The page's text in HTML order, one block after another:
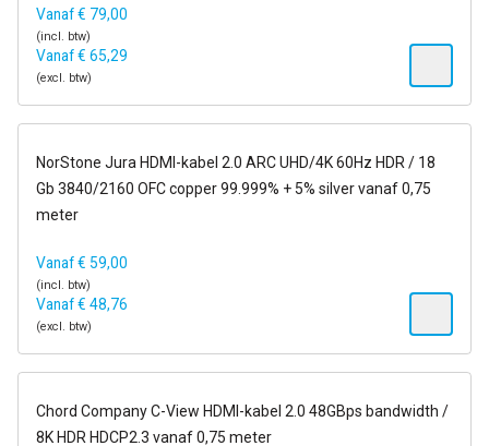
Vanaf€ 79,00
(incl. btw)
Vanaf€ 65,29
(excl. btw)
op voorraad
NorStone Jura HDMI-kabel 2.0 ARC UHD/4K 60Hz HDR / 18
Gb 3840/2160 OFC copper 99.999% + 5% silver vanaf 0,75
meter
Vanaf€ 59,00
(incl. btw)
Vanaf€ 48,76
(excl. btw)
op voorraad
Chord Company C-View HDMI-kabel 2.0 48GBps bandwidth /
8K HDR HDCP2.3 vanaf 0,75 meter